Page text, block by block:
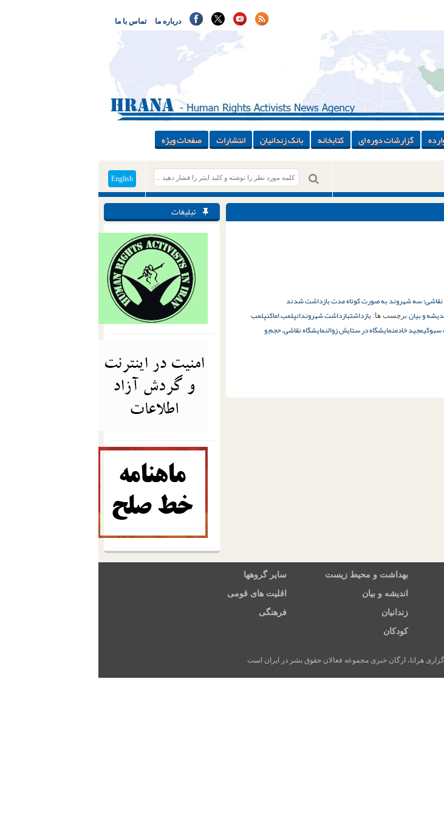
تماس با ما درباره ما
گزارشات دوره ای کتابخانه بانک زندانیان انتشارات صفحات ویژه
English
تبلیغات
نقاشی؛ سه شهروند به صورت کوتاه مدت بازداشت شدند
و بیان برچسب ها: بازداشتبازداشت شهروندانپلمب اماکنپلمب
سبوکیمجید خادمنمایشگاه در ستایش زوالنمایشگاه نقاشی، حجم و
بهداشت و محیط زیست سایر گروهها
اندیشه و بیان اقلیت های قومی
زندانیان فرهنگی
کودکان